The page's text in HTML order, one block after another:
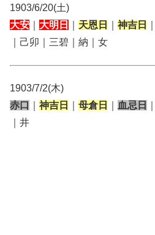
1903/6/20(土)
大安
大明日 天恩日 神吉日
｜己卯｜三碧｜納｜女
1903/7/2(木)
赤口
神吉日 母倉日 血忌日
｜井